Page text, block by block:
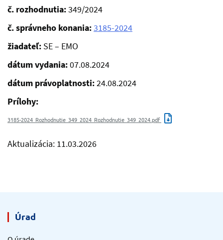
č. rozhodnutia:349/2024
č. správneho konania:3185-2024
žiadateľ: SE – EMO
dátum vydania:07.08.2024
dátum právoplatnosti:24.08.2024
Prílohy:
3185-2024_Rozhodnutie_349_2024_Rozhodnutie_349_2024.pdf
Aktualizácia: 11.03.2026
Úrad